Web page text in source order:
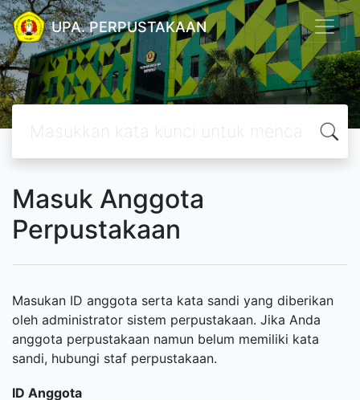
UPA. PERPUSTAKAAN
Masuk Anggota
Perpustakaan
Masukan ID anggota serta kata sandi yang diberikan
oleh administrator sistem perpustakaan. Jika Anda
anggota perpustakaan namun belum memiliki kata
sandi, hubungi staf perpustakaan.
ID Anggota